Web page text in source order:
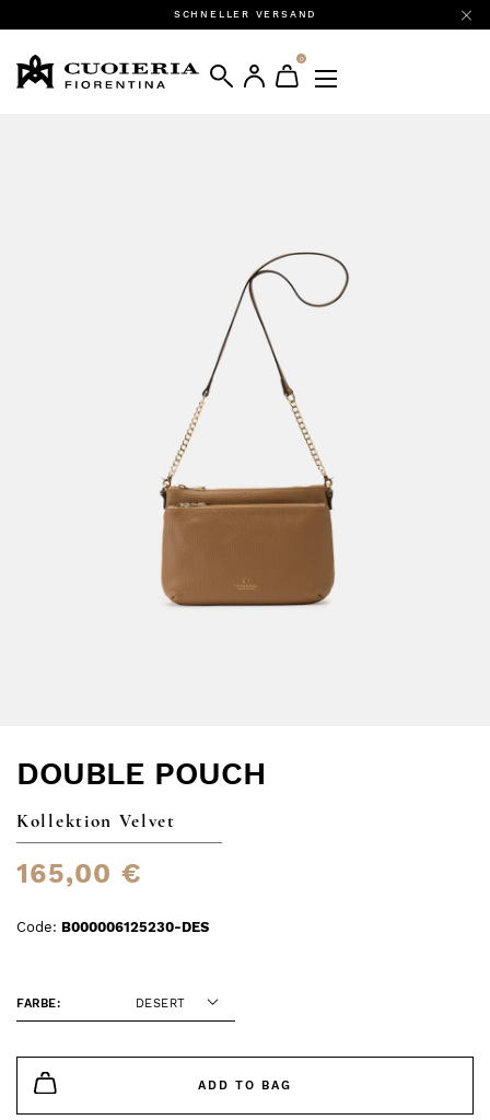
SCHNELLER VERSAND
0
DOUBLE POUCH
Kollektion Velvet
165,00 €
Code: B000006125230-DES
FARBE: DESERT
ADD TO BAG